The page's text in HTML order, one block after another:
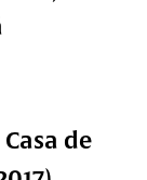
Casa de